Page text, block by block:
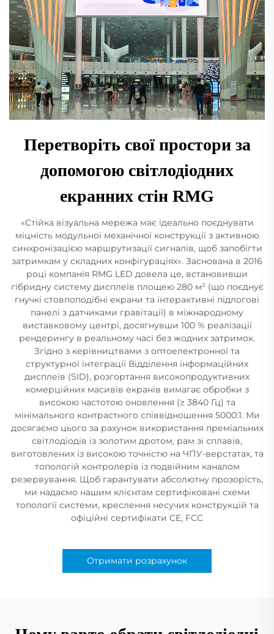
Перетворіть свої простори за
допомогою світлодіодних
екранних стін RMG
«Стійка візуальна мережа має ідеально поєднувати
міцність модульної механічної конструкції з активною
синхронізацією маршрутизації сигналів, щоб запобігти
затримкам у складних конфігураціях». Заснована в 2016
році компанія RMG LED довела це, встановивши
гібридну систему дисплеїв площею 280 м² (що поєднує
гнучкі стовпоподібні екрани та інтерактивні підлогові
панелі з датчиками гравітації) в міжнародному
виставковому центрі, досягнувши 100 % реалізації
рендерингу в реальному часі без жодних затримок.
Згідно з керівництвами з оптоелектронної та
структурної інтеграції Відділення інформаційних
дисплеїв (SID), розгортання високопродуктивних
комерційних масивів екранів вимагає обробки з
високою частотою оновлення (≥ 3840 Гц) та
мінімального контрастного співвідношення 5000:1. Ми
досягаємо цього за рахунок використання преміальних
світлодіодів із золотим дротом, рам зі сплавів,
виготовлених із високою точністю на ЧПУ-верстатах, та
топологій контролерів із подвійним каналом
резервування. Щоб гарантувати абсолютну прозорість,
ми надаємо нашим клієнтам сертифіковані схеми
топології системи, креслення несучих конструкцій та
офіційні сертифікати CE, FCC
Отримати розрахунок